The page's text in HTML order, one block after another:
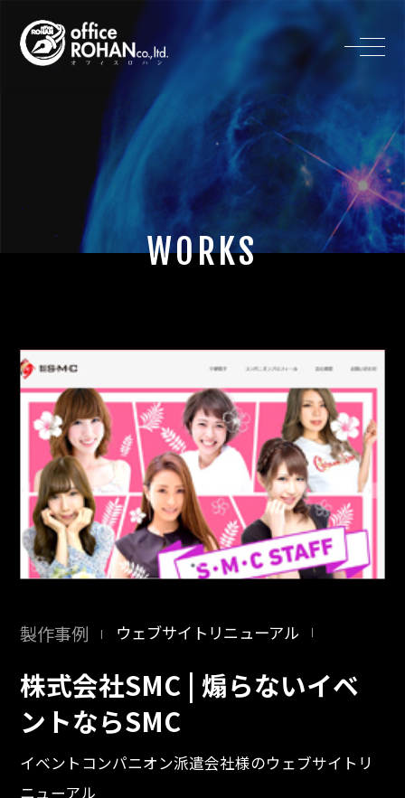
WORKS
製作事例 ウェブサイトリニューアル
株式会社SMC | 煽らないイベ
ントならSMC
イベントコンパニオン派遣会社様のウェブサイトリ
ニューアル